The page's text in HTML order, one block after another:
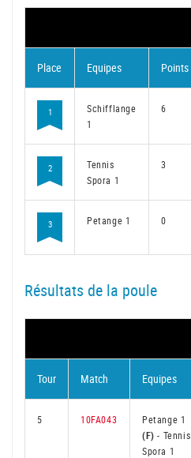
Place Equipes Points
1
Schifflange
1
6
2
Tennis
Spora 1
3
3 Petange 1 0
Résultats de la poule
Tour Match Equipes
5 10FA043
Petange 1
(F) - Tennis
Spora 1